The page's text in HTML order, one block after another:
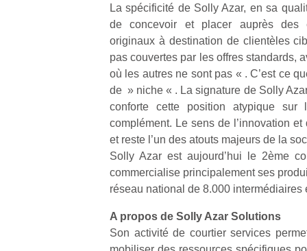
La spécificité de Solly Azar, en sa
de concevoir et placer auprès des
originaux à destination de clientèles
pas couvertes par les offres standards,
où les autres ne sont pas « . C’est ce
de » niche « . La signature de Solly
conforte cette position atypique sur
complément. Le sens de l’innovation
et reste l’un des atouts majeurs de la
Solly Azar est aujourd’hui le 2ème
commercialise principalement ses
réseau national de 8.000 intermédiaires
A propos de Solly Azar Solutions
Son activité de courtier services